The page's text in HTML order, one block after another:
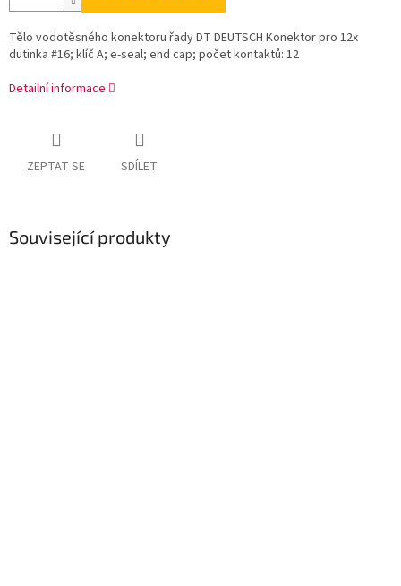
Tělo vodotěsného konektoru řady DT DEUTSCH Konektor pro 12x
dutinka #16; klíč A; e-seal; end cap; počet kontaktů: 12
Detailní informace
ZEPTAT SE SDÍLET
Související produkty